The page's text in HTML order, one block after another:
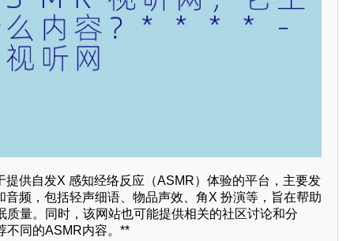
提供自发X 感知经络反应（ASMR）体验的平台，主要发
频，包括轻声细语、物品声效、角X 扮演等，旨在帮助
质量。同时，该网站也可能提供相关的社区讨论和分
不同的ASMR内容。**